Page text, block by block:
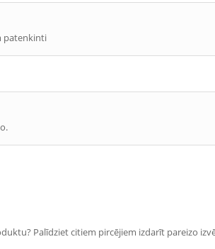
patenkinti
Palīdziet citiem pircējiem izdarīt pareizo